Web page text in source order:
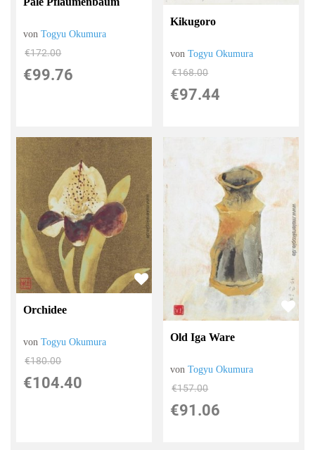
vonTogyu Okumura
€172.00
€99.76
Kikugoro
vonTogyu Okumura
€168.00
€97.44
Orchidee
vonTogyu Okumura
€180.00
€104.40
Old Iga Ware
vonTogyu Okumura
€157.00
€91.06